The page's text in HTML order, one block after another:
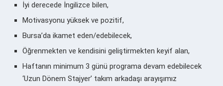
İyi derecede İngilizce bilen,
Motivasyonu yüksek ve pozitif,
Bursa’da ikamet eden/edebilecek,
Öğrenmekten ve kendisini geliştirmekten keyif alan,
Haftanın minimum 3 günü programa devam edebilecek
‘Uzun Dönem Stajyer’ takım arkadaşı arayışımız